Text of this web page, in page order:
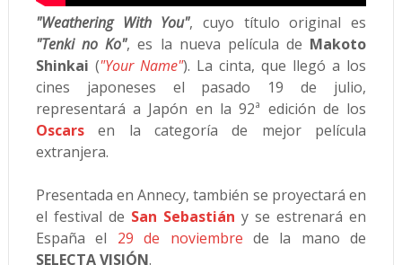
"Weathering With You", cuyo título original es
"Tenki no Ko", es la nueva película de Makoto
Shinkai ("Your Name"). La cinta, que llegó a los
cines japoneses el pasado 19 de julio,
representará a Japón en la 92ª edición de los
Oscarsen la categoría de mejor película
extranjera.
Presentada en Annecy, también se proyectará en
el festival de San Sebastián y se estrenará en
España el 29 de noviembre de la mano de
SELECTA VISIÓN.